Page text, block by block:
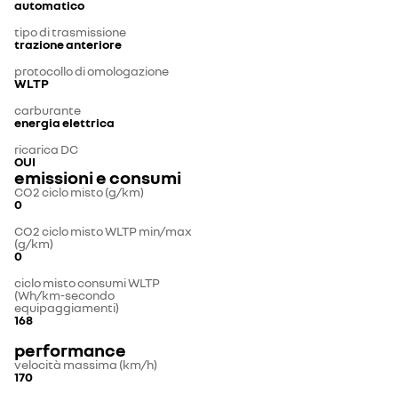
automatico
tipo di trasmissione
trazione anteriore
protocollo di omologazione
WLTP
carburante
energia elettrica
ricarica DC
OUI
emissioni e consumi
CO2 ciclo misto (g/km)
0
CO2 ciclo misto WLTP min/max
(g/km)
0
ciclo misto consumi WLTP
(Wh/km-secondo
equipaggiamenti)
168
performance
velocità massima (km/h)
170